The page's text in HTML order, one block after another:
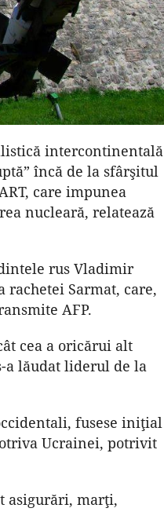
intercontinentală
încă de la sfârşitul
care impunea
nucleară, relatează
rus Vladimir
rachetei Sarmat, care,
AFP.
cea a oricărui alt
a lăudat liderul de la
fusese iniţial
Ucrainei, potrivit
asigurări, marţi,